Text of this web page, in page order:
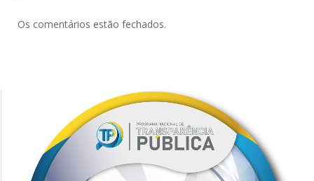
Os comentários estão fechados.